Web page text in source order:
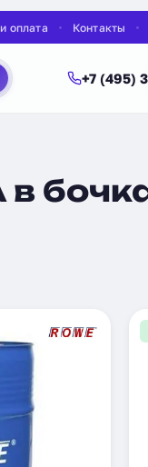
оплата Контакты
+7 (495)